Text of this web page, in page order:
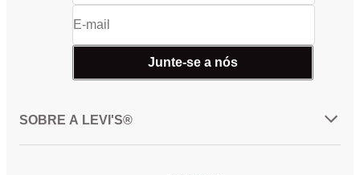
Junte-se a nós
SOBRE A LEVI'S®